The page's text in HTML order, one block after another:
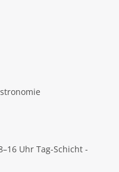
Uhr Tag-Schicht -